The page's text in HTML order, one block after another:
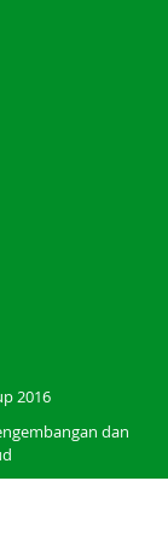
2016
dan